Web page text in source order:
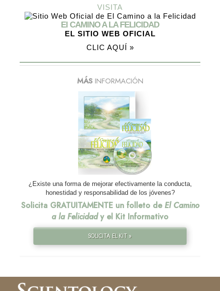
VISITA
El CAMINO A LA FELICIDAD
EL SITIO WEB OFICIAL
CLIC AQUÍ »
MÁSINFORMACIÓN
¿Existe una forma de mejorar efectivamente la conducta,
honestidad y responsabilidad de los jóvenes?
Solicita GRATUITAMENTE un folleto de El Camino
a la Felicidady el Kit Informativo
SOLICITA EL KIT »